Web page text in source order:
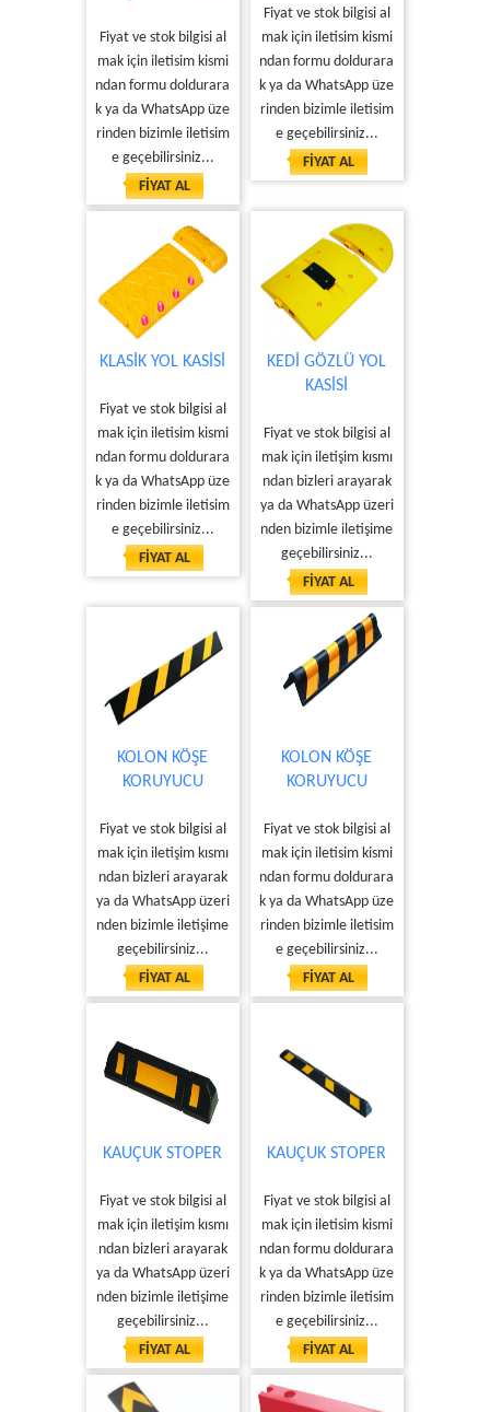
Fiyat ve stok bilgisi al
mak için iletisim kismi
ndan formu doldurara
k ya da WhatsApp üze
rinden bizimle iletisim
e geçebilirsiniz...
FİYAT AL
Fiyat ve stok bilgisi al
mak için iletisim kismi
ndan formu doldurara
k ya da WhatsApp üze
rinden bizimle iletisim
e geçebilirsiniz...
FİYAT AL
KLASİK YOL KASİSİ
Fiyat ve stok bilgisi al
mak için iletisim kismi
ndan formu doldurara
k ya da WhatsApp üze
rinden bizimle iletisim
e geçebilirsiniz...
FİYAT AL
KEDİ GÖZLÜ YOL
KASİSİ
Fiyat ve stok bilgisi al
mak için iletişim kısmı
ndan bizleri arayarak
ya da WhatsApp üzeri
nden bizimle iletişime
geçebilirsiniz...
FİYAT AL
KOLON KÖŞE
KORUYUCU
Fiyat ve stok bilgisi al
mak için iletişim kısmı
ndan bizleri arayarak
ya da WhatsApp üzeri
nden bizimle iletişime
geçebilirsiniz...
FİYAT AL
KOLON KÖŞE
KORUYUCU
Fiyat ve stok bilgisi al
mak için iletisim kismi
ndan formu doldurara
k ya da WhatsApp üze
rinden bizimle iletisim
e geçebilirsiniz...
FİYAT AL
KAUÇUK STOPER
Fiyat ve stok bilgisi al
mak için iletişim kısmı
ndan bizleri arayarak
ya da WhatsApp üzeri
nden bizimle iletişime
geçebilirsiniz...
FİYAT AL
KAUÇUK STOPER
Fiyat ve stok bilgisi al
mak için iletisim kismi
ndan formu doldurara
k ya da WhatsApp üze
rinden bizimle iletisim
e geçebilirsiniz...
FİYAT AL